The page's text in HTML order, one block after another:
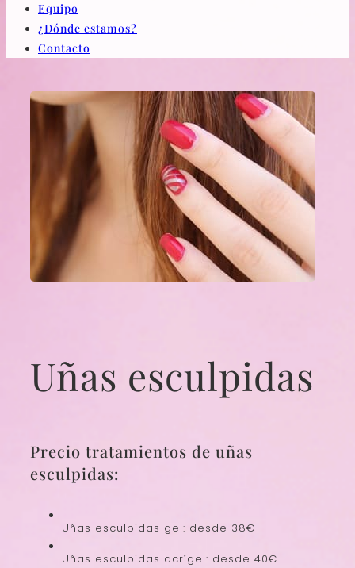
Equipo
¿Dónde estamos?
Contacto
Uñas esculpidas
Precio tratamientos de uñas
esculpidas:
Uñas esculpidas gel: desde 38€
Uñas esculpidas acrígel: desde 40€